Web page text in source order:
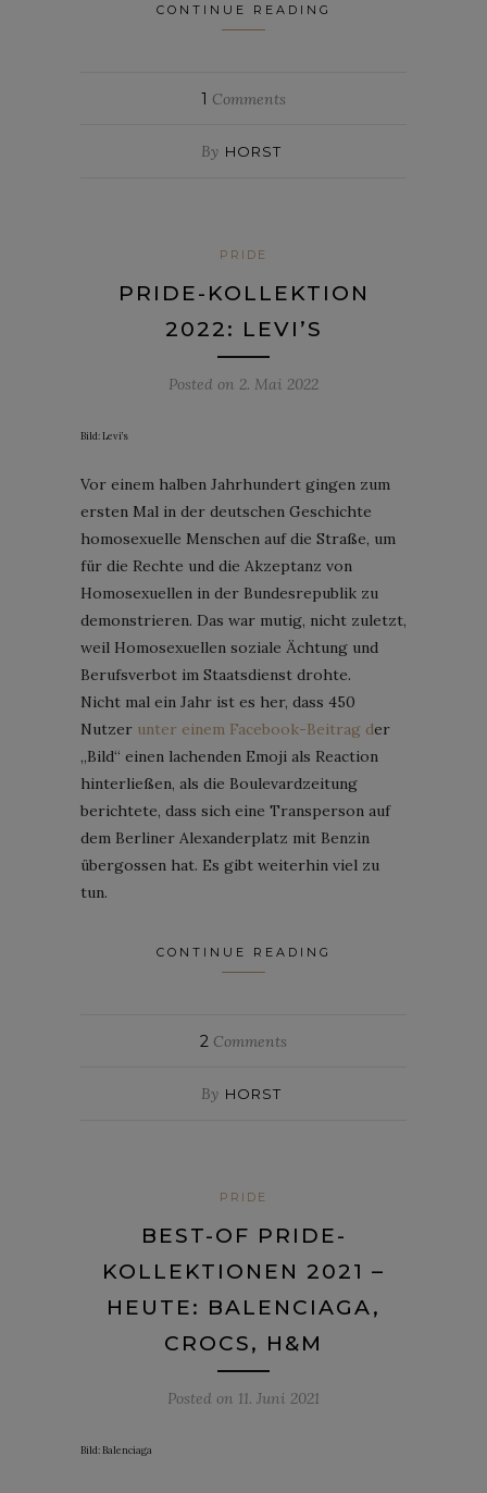
CONTINUE READING
1 Comments
By HORST
PRIDE
PRIDE-KOLLEKTION
2022: LEVI’S
Posted on 2. Mai 2022
Bild: Levi’s
Vor einem halben Jahrhundert gingen zum
ersten Mal in der deutschen Geschichte
homosexuelle Menschen auf die Straße, um
für die Rechte und die Akzeptanz von
Homosexuellen in der Bundesrepublik zu
demonstrieren. Das war mutig, nicht zuletzt,
weil Homosexuellen soziale Ächtung und
Berufsverbot im Staatsdienst drohte.
Nicht mal ein Jahr ist es her, dass 450
Nutzer unter einem Facebook-Beitrag der
„Bild“ einen lachenden Emoji als Reaction
hinterließen, als die Boulevardzeitung
berichtete, dass sich eine Transperson auf
dem Berliner Alexanderplatz mit Benzin
übergossen hat. Es gibt weiterhin viel zu
tun.
CONTINUE READING
2 Comments
By HORST
PRIDE
BEST-OF PRIDE-
KOLLEKTIONEN 2021 –
HEUTE: BALENCIAGA,
CROCS, H&M
Posted on 11. Juni 2021
Bild: Balenciaga